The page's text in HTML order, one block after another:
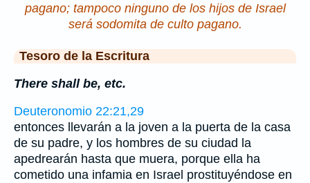
pagano; tampoco ninguno de los hijos de Israel
será sodomita de culto pagano.
Tesoro de la Escritura
There shall be, etc.
Deuteronomio 22:21,29
entonces llevarán a la joven a la puerta de la casa
de su padre, y los hombres de su ciudad la
apedrearán hasta que muera, porque ella ha
cometido una infamia en Israel prostituyéndose en